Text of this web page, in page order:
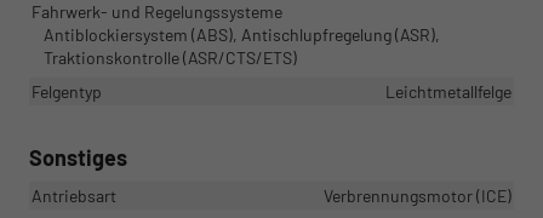
Fahrwerk- und Regelungssysteme
Antiblockiersystem (ABS), Antischlupfregelung (ASR),
Traktionskontrolle (ASR/CTS/ETS)
Felgentyp
Leichtmetallfelge
Sonstiges
Antriebsart
Verbrennungsmotor (ICE)